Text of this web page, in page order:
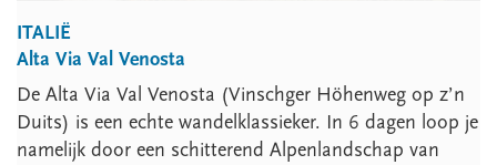
ITALIË
Alta Via Val Venosta
De Alta Via Val Venosta (Vinschger Höhenweg op z’n
Duits) is een echte wandelklassieker. In 6 dagen loop je
namelijk door een schitterend Alpenlandschap van